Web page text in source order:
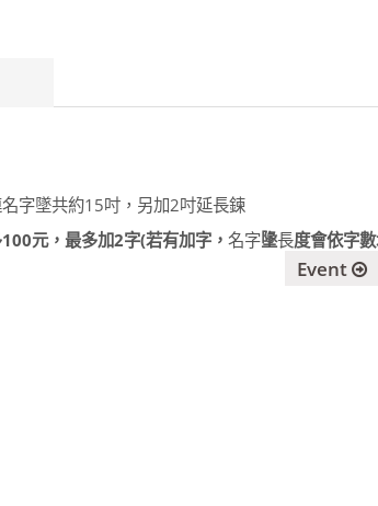
字墜共約15吋，另加2吋延長鍊
元，最多加2字(若有加字， 名字墬長度會依字
Event